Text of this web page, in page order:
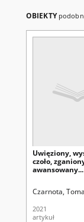
OBIEKTY
Uwięziony,
czoło,
działacza
Czarnota,
2021
artykuł